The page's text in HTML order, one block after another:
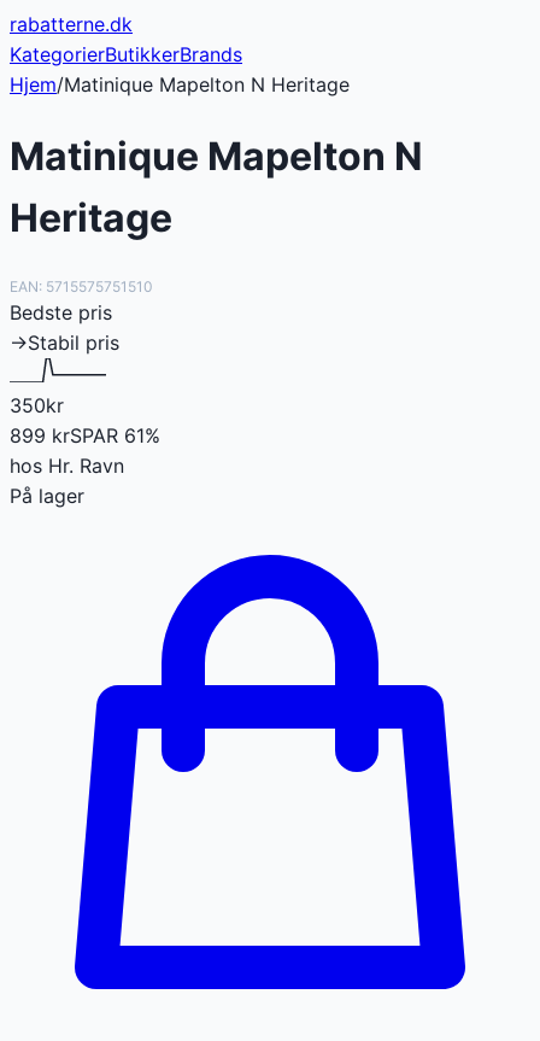
rabatterne.dk
KategorierButikkerBrands
Hjem/Matinique Mapelton N Heritage
Matinique Mapelton N
Heritage
EAN: 5715575751510
Bedste pris
→Stabil pris
350kr
899 krSPAR 61%
hos Hr. Ravn
På lager